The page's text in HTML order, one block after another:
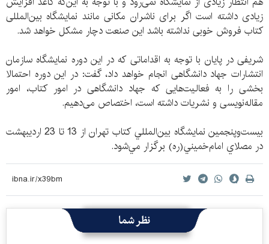
زیادی داشته است اگر برای ناشران مکانی مانند نمایشگاه بین‌المللی
کتاب فروش خوبی نداشته باشد این صنعت دچار مشكل خواهد شد.
شریفی در پایان با توجه به اقداماتی که در این دوره نمایشگاه سازمان
انتشارات جهاد دانشگاهی انجام خواهد داد، گفت: در این دوره احتمالا
بخشی را به فعالیت‌هایی که جهاد دانشگاهی در امور کتاب، امور
مقاله‌نویسی و نشریات داشته است، اختصاص می‌دهیم.
بيست‌وپنجمين نمايشگاه بين‌المللي كتاب تهران از 13 تا 23 ارديبهشت
در مصلاي امام‌خميني(ره) برگزار مي‌شود.
نظر شما